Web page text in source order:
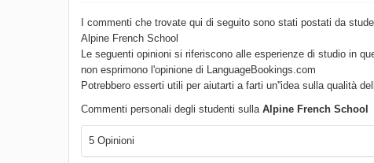
I commenti che trovate qui di seguito sono stati postati da
Alpine French School
Le seguenti opinioni si riferiscono alle esperienze di studio in
non esprimono l'opinione di LanguageBookings.com
Potrebbero esserti utili per aiutarti a farti un''idea sulla qualità
Commenti personali degli studenti sulla Alpine French School
5 Opinioni